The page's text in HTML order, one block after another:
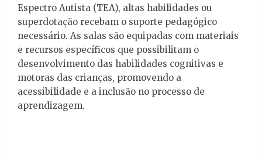
Espectro Autista (TEA), altas habilidades ou
superdotação recebam o suporte pedagógico
necessário. As salas são equipadas com materiais
e recursos específicos que possibilitam o
desenvolvimento das habilidades cognitivas e
motoras das crianças, promovendo a
acessibilidade e a inclusão no processo de
aprendizagem.